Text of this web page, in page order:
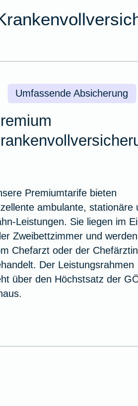
Umfassende Absicherung
Premiumtarife bieten
ambulante, stationäre
Leistungen. Sie liegen im
Zweibettzimmer und werden
Chefarzt oder der Chefärztin
Der Leistungsrahmen
über den Höchstsatz der